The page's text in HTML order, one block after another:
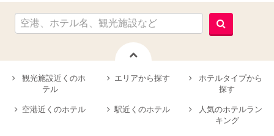
観光施設近くのホ
テル
エリアから探す
ホテルタイプから
探す
空港近くのホテル 駅近くのホテル
人気のホテルラン
キング